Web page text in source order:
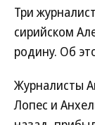
Три
сирийском
родину. Об
Журналисты
Лопес и